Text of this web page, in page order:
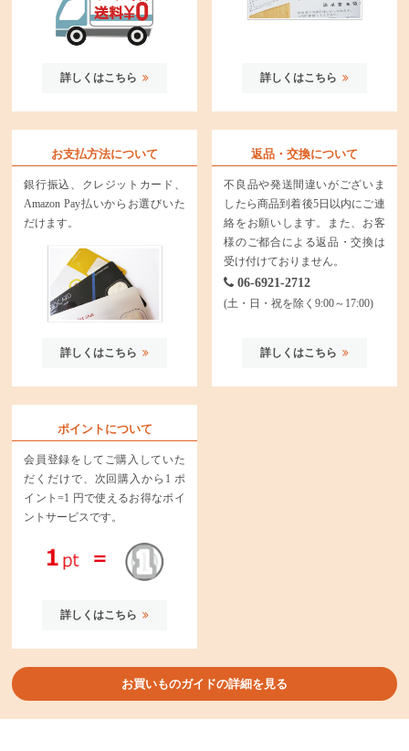
詳しくはこちら 詳しくはこちら
お支払方法について
銀行振込、クレジットカード、
Amazon Pay払いからお選びいた
だけます。
詳しくはこちら
返品・交換について
不良品や発送間違いがございま
したら商品到着後5日以内にご連
絡をお願いします。また、お客
様のご都合による返品・交換は
受け付けておりません。
06-6921-2712
(土・日・祝を除く9:00～17:00)
詳しくはこちら
ポイントについて
会員登録をしてご購入していた
だくだけで、次回購入から1 ポ
イント=1 円で使えるお得なポイ
ントサービスです。
詳しくはこちら
お買いものガイドの詳細を見る